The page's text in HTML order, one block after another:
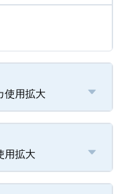
使用拡大
用拡大